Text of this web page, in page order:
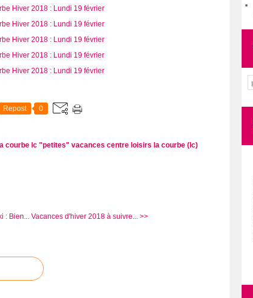
Repost 0
la courbe lc "petites" vacances centre loisirs la courbe (lc)
: Bien... Vacances d'hiver 2018 à suivre... >>